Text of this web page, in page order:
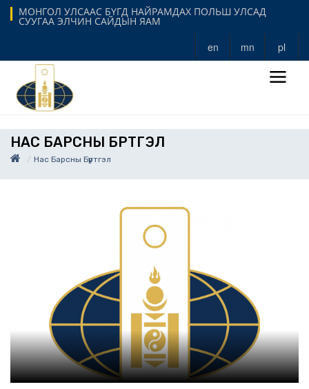
МОНГОЛ УЛСААС БҮГД НАЙРАМДАХ ПОЛЬШ УЛСАД
СУУГАА ЭЛЧИН САЙДЫН ЯАМ
en mn pl
НАС БАРСНЫ БҮРТГЭЛ
Нас Барсны Бүртгэл